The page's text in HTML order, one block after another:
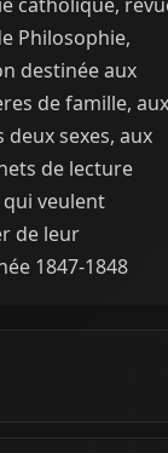
catholique,
Philosophie,
destinée aux
de famille, aux
sexes, aux
de lecture
veulent
de leur
1847-1848